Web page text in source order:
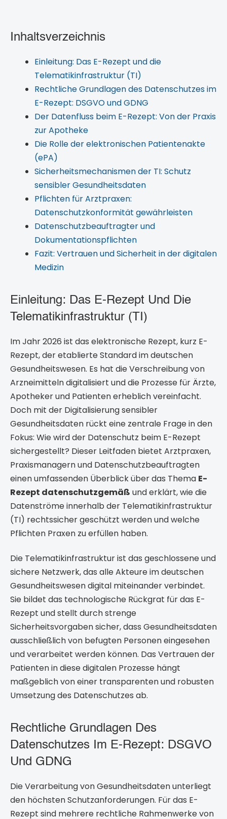
Inhaltsverzeichnis
Einleitung: Das E-Rezept und die
Telematikinfrastruktur (TI)
Rechtliche Grundlagen des Datenschutzes im
E-Rezept: DSGVO und GDNG
Der Datenfluss beim E-Rezept: Von der Praxis
zur Apotheke
Die Rolle der elektronischen Patientenakte
(ePA)
Sicherheitsmechanismen der TI: Schutz
sensibler Gesundheitsdaten
Pflichten für Arztpraxen:
Datenschutzkonformität gewährleisten
Datenschutzbeauftragter und
Dokumentationspflichten
Fazit: Vertrauen und Sicherheit in der digitalen
Medizin
Einleitung: Das E-Rezept Und Die
Telematikinfrastruktur (TI)
Im Jahr 2026 ist das elektronische Rezept, kurz E-
Rezept, der etablierte Standard im deutschen
Gesundheitswesen. Es hat die Verschreibung von
Arzneimitteln digitalisiert und die Prozesse für Ärzte,
Apotheker und Patienten erheblich vereinfacht.
Doch mit der Digitalisierung sensibler
Gesundheitsdaten rückt eine zentrale Frage in den
Fokus: Wie wird der Datenschutz beim E-Rezept
sichergestellt? Dieser Leitfaden bietet Arztpraxen,
Praxismanagern und Datenschutzbeauftragten
einen umfassenden Überblick über das Thema E-
Rezept datenschutzgemäß und erklärt, wie die
Datenströme innerhalb der Telematikinfrastruktur
(TI) rechtssicher geschützt werden und welche
Pflichten Praxen zu erfüllen haben.
Die Telematikinfrastruktur ist das geschlossene und
sichere Netzwerk, das alle Akteure im deutschen
Gesundheitswesen digital miteinander verbindet.
Sie bildet das technologische Rückgrat für das E-
Rezept und stellt durch strenge
Sicherheitsvorgaben sicher, dass Gesundheitsdaten
ausschließlich von befugten Personen eingesehen
und verarbeitet werden können. Das Vertrauen der
Patienten in diese digitalen Prozesse hängt
maßgeblich von einer transparenten und robusten
Umsetzung des Datenschutzes ab.
Rechtliche Grundlagen Des
Datenschutzes Im E-Rezept: DSGVO
Und GDNG
Die Verarbeitung von Gesundheitsdaten unterliegt
den höchsten Schutzanforderungen. Für das E-
Rezept sind mehrere rechtliche Rahmenwerke von